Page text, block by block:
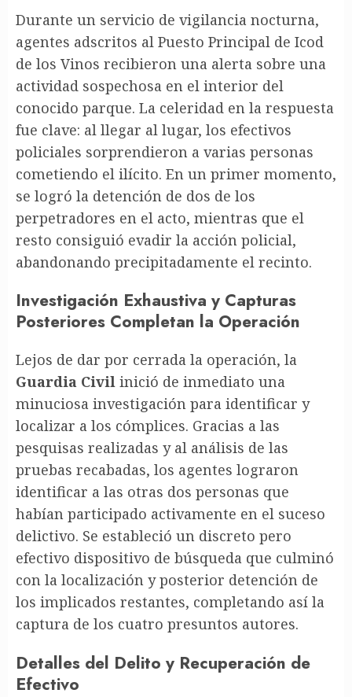
Durante un servicio de vigilancia nocturna,
agentes adscritos al Puesto Principal de Icod
de los Vinos recibieron una alerta sobre una
actividad sospechosa en el interior del
conocido parque. La celeridad en la respuesta
fue clave: al llegar al lugar, los efectivos
policiales sorprendieron a varias personas
cometiendo el ilícito. En un primer momento,
se logró la detención de dos de los
perpetradores en el acto, mientras que el
resto consiguió evadir la acción policial,
abandonando precipitadamente el recinto.
Investigación Exhaustiva y Capturas
Posteriores Completan la Operación
Lejos de dar por cerrada la operación, la
Guardia Civil inició de inmediato una
minuciosa investigación para identificar y
localizar a los cómplices. Gracias a las
pesquisas realizadas y al análisis de las
pruebas recabadas, los agentes lograron
identificar a las otras dos personas que
habían participado activamente en el suceso
delictivo. Se estableció un discreto pero
efectivo dispositivo de búsqueda que culminó
con la localización y posterior detención de
los implicados restantes, completando así la
captura de los cuatro presuntos autores.
Detalles del Delito y Recuperación de
Efectivo